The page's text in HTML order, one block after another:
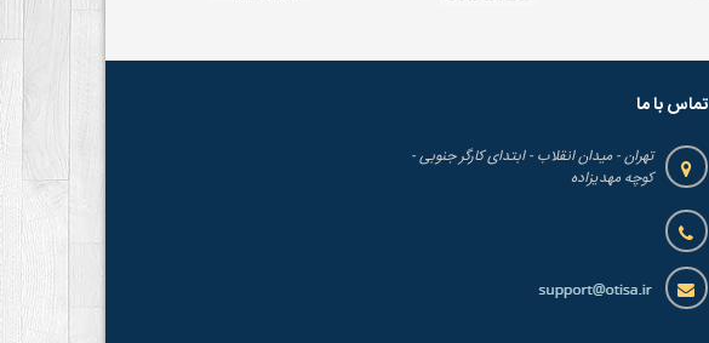
تماس با ما
تهران - میدان انقلاب - ابتدای کارگر جنوبی -
کوچه مهدیزاده